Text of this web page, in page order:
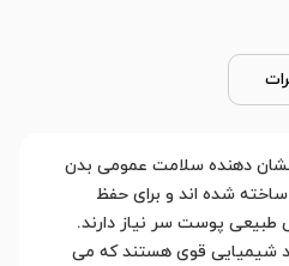
نشان دهنده سلامت عمومی بدن
شده اند و برای حفظ
پوست سر نیاز دارند.
شیمیایی قوی هستند که می